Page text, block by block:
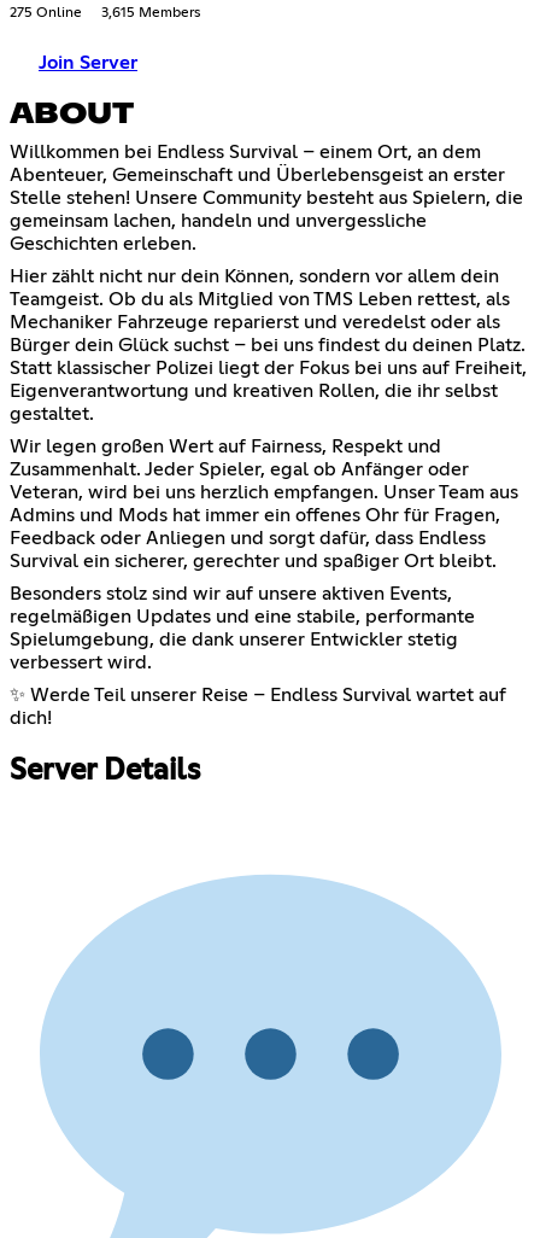
275 Online 3,615 Members
Join Server
ABOUT
Willkommen bei Endless Survival – einem Ort, an dem
Abenteuer, Gemeinschaft und Überlebensgeist an erster
Stelle stehen! Unsere Community besteht aus Spielern, die
gemeinsam lachen, handeln und unvergessliche
Geschichten erleben.
Hier zählt nicht nur dein Können, sondern vor allem dein
Teamgeist. Ob du als Mitglied von TMS Leben rettest, als
Mechaniker Fahrzeuge reparierst und veredelst oder als
Bürger dein Glück suchst – bei uns findest du deinen Platz.
Statt klassischer Polizei liegt der Fokus bei uns auf Freiheit,
Eigenverantwortung und kreativen Rollen, die ihr selbst
gestaltet.
Wir legen großen Wert auf Fairness, Respekt und
Zusammenhalt. Jeder Spieler, egal ob Anfänger oder
Veteran, wird bei uns herzlich empfangen. Unser Team aus
Admins und Mods hat immer ein offenes Ohr für Fragen,
Feedback oder Anliegen und sorgt dafür, dass Endless
Survival ein sicherer, gerechter und spaßiger Ort bleibt.
Besonders stolz sind wir auf unsere aktiven Events,
regelmäßigen Updates und eine stabile, performante
Spielumgebung, die dank unserer Entwickler stetig
verbessert wird.
✨ Werde Teil unserer Reise – Endless Survival wartet auf
dich!
Server Details